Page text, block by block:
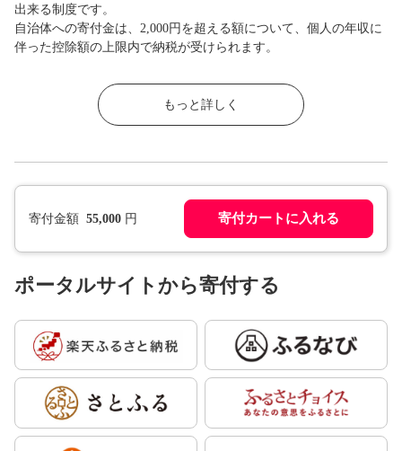
出来る制度です。
自治体への寄付金は、2,000円を超える額について、個人の年収に
伴った控除額の上限内で納税が受けられます。
もっと詳しく
寄付金額 55,000 円 寄付カートに入れる
ポータルサイトから寄付する